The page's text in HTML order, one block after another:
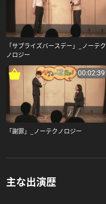
「サプライズバースデー」_ノーテク
ノロジー
00:02:39
「謝罪」_ノーテクノロジー
主な出演歴